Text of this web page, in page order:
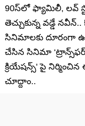
90స్‌లో ఫ్యామిలీ, లవ్
తెచ్చుకున్న వడ్డే నవీన్..
సినిమాలకు దూరంగా
చేసిన సినిమా ‘ట్రాన్స్‌ఫర్
క్రియేషన్స్' పై
చూద్దాం..